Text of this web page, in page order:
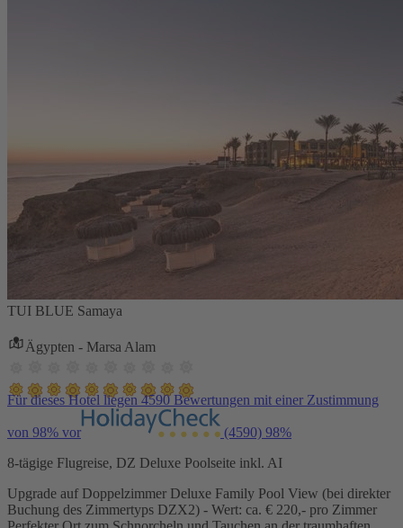
TUI BLUE Samaya
Ägypten - Marsa Alam
Für dieses Hotel liegen 4590 Bewertungen mit einer Zustimmung
von 98% vor (4590) 98%
8-tägige Flugreise, DZ Deluxe Poolseite inkl. AI
Upgrade auf Doppelzimmer Deluxe Family Pool View (bei direkter
Buchung des Zimmertyps DZX2) - Wert: ca. € 220,- pro Zimmer